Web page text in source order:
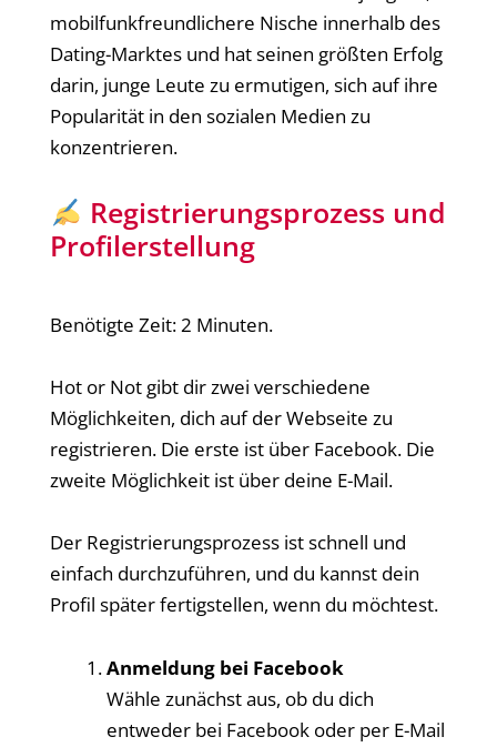
mobilfunkfreundlichere Nische innerhalb des
Dating-Marktes und hat seinen größten Erfolg
darin, junge Leute zu ermutigen, sich auf ihre
Popularität in den sozialen Medien zu
konzentrieren.
Registrierungsprozess und
Profilerstellung
Benötigte Zeit: 2 Minuten.
Hot or Not gibt dir zwei verschiedene
Möglichkeiten, dich auf der Webseite zu
registrieren. Die erste ist über Facebook. Die
zweite Möglichkeit ist über deine E-Mail.
Der Registrierungsprozess ist schnell und
einfach durchzuführen, und du kannst dein
Profil später fertigstellen, wenn du möchtest.
Anmeldung bei Facebook
Wähle zunächst aus, ob du dich
entweder bei Facebook oder per E-Mail